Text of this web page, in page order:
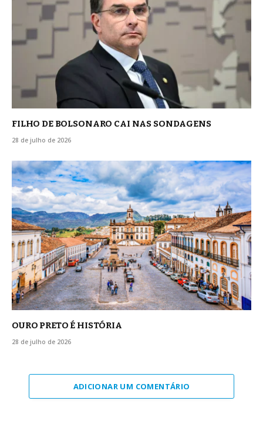
FILHO DE BOLSONARO CAI NAS SONDAGENS
28 de julho de 2026
OURO PRETO É HISTÓRIA
28 de julho de 2026
ADICIONAR UM COMENTÁRIO